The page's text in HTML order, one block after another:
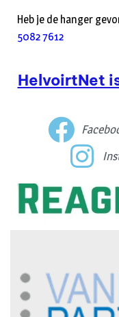
Heb je de hanger
5082 7612
HelvoirtNet